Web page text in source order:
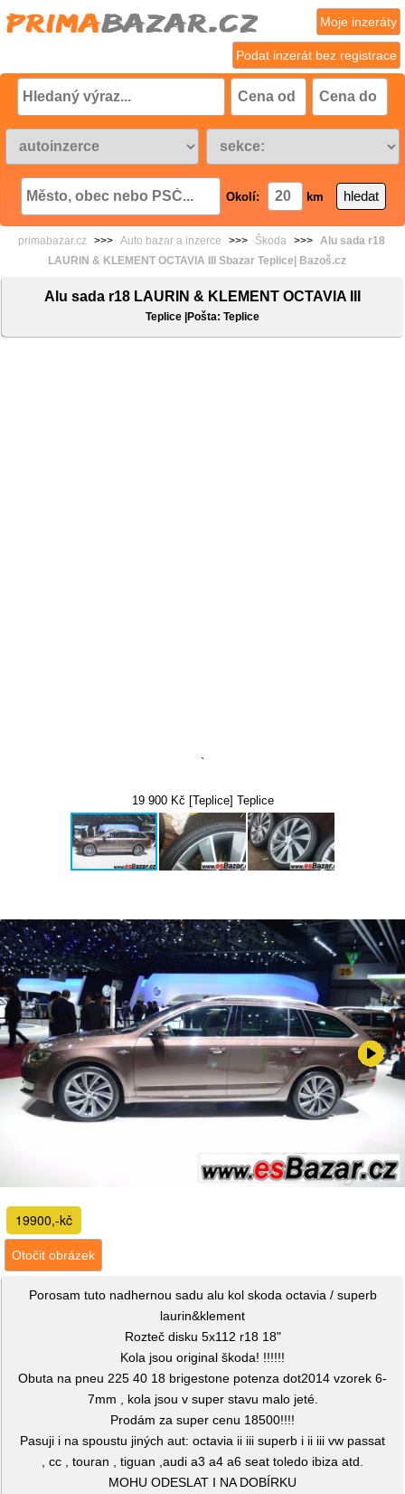
Podat inzerát bez registrace
Moje inzeráty
Okolí: km
primabazar.cz >>> Auto bazar a inzerce >>> Škoda >>> Alu sada r18
LAURIN & KLEMENT OCTAVIA III Sbazar Teplice| Bazoš.cz
Alu sada r18 LAURIN & KLEMENT OCTAVIA III
Teplice |Pošta: Teplice
`
19 900 Kč [Teplice] Teplice
19900,-kč
Otočit obrázek
Porosam tuto nadhernou sadu alu kol skoda octavia / superb
laurin&klement
Rozteč disku 5x112 r18 18"
Kola jsou original škoda! !!!!!!
Obuta na pneu 225 40 18 brigestone potenza dot2014 vzorek 6-
7mm , kola jsou v super stavu malo jeté.
Prodám za super cenu 18500!!!!
Pasuji i na spoustu jiných aut: octavia ii iii superb i ii iii vw passat
, cc , touran , tiguan ,audi a3 a4 a6 seat toledo ibiza atd.
MOHU ODESLAT I NA DOBÍRKU